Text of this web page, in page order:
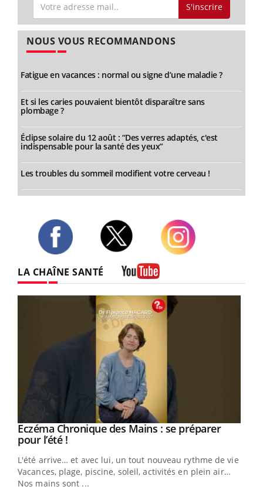
S'inscrire
NOUS VOUS RECOMMANDONS
Fatigue en vacances : normal ou signe d’une maladie ?
Et si les caries pouvaient bientôt disparaître sans
plombage ?
Éclipse solaire du 12 août : “Des verres adaptés, c'est
indispensable pour la santé des yeux”
Les troubles du sommeil modifient votre cerveau !
LA CHAÎNE SANTÉ
Youtube
Eczéma Chronique des Mains : se préparer
pour l’été !Youtube
L'été arrive… et avec lui, un tout nouveau rythme de vie !
Vacances, plage, piscine, soleil, activités en plein air…
Nos mains sont ...